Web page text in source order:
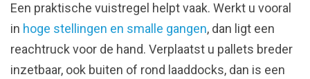
Een praktische vuistregel helpt vaak. Werkt u vooral
in hoge stellingen en smalle gangen, dan ligt een
reachtruck voor de hand. Verplaatst u pallets breder
inzetbaar, ook buiten of rond laaddocks, dan is een